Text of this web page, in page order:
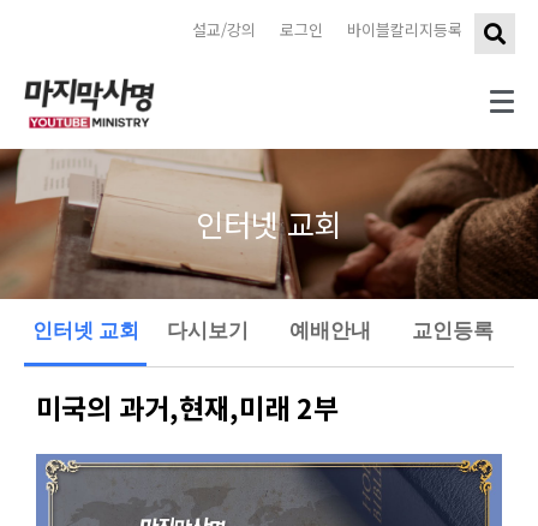
바이블칼리지등록
로그인
설교/강의
인터넷 교회
인터넷 교회 다시보기 예배안내 교인등록
미국의 과거,현재,미래 2부